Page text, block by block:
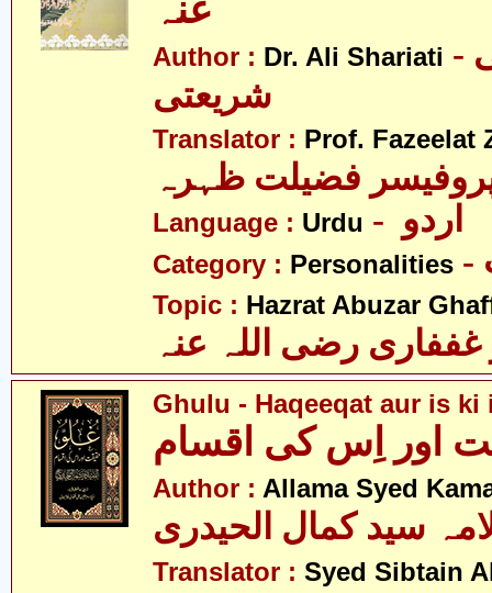
عنہ
Author : Dr. Ali Shariati - ڈاکٹر علی
شریعتی
Translator : Prof. Fazeelat
فضیلت ظہرہ
Language : Urdu
Category : Personalities
Topic : Hazrat Abuzar
رضی اللہ عنہ
Ghulu - Haqeeqat aur is ki
اور اِس کی اقسام
Author : Allama Syed
سید کمال الحیدری
Translator : Syed Sibtain